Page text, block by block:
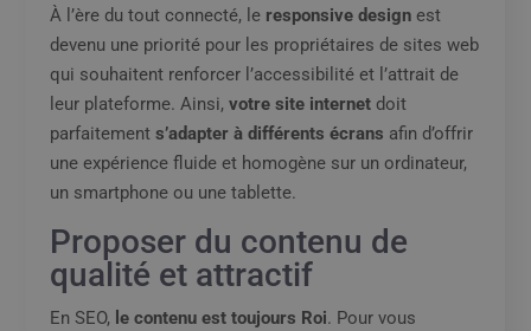
À l’ère du tout connecté, le responsive design est
devenu une priorité pour les propriétaires de sites web
qui souhaitent renforcer l’accessibilité et l’attrait de
leur plateforme. Ainsi,votre site internet doit
parfaitements’adapter à différents écrans afin d’offrir
une expérience fluide et homogène sur un ordinateur,
un smartphone ou une tablette.
Proposer du contenu de
qualité et attractif
En SEO, le contenu est toujours Roi. Pour vous